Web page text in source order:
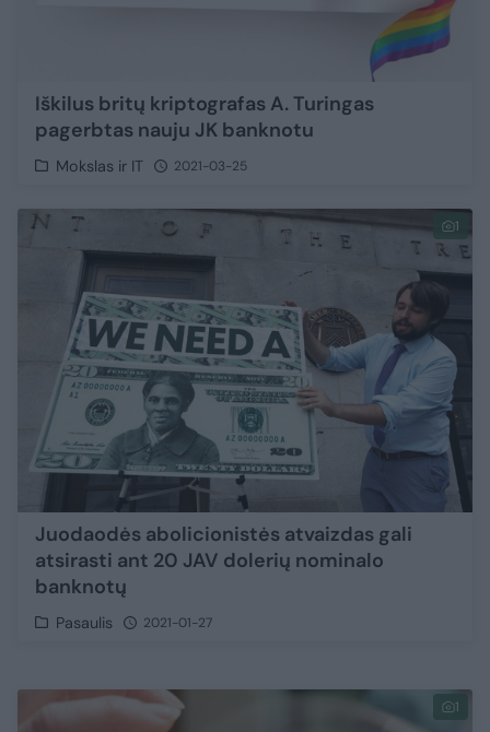
Iškilus britų kriptografas A. Turingas
pagerbtas nauju JK banknotu
Mokslas ir IT 2021-03-25
1
Juodaodės abolicionistės atvaizdas gali
atsirasti ant 20 JAV dolerių nominalo
banknotų
Pasaulis 2021-01-27
1